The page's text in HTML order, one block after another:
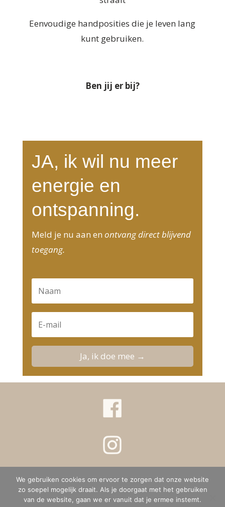
Eenvoudige handposities die je leven lang
kunt gebruiken.
Ben jij er bij?
JA, ik wil nu meer
energie en
ontspanning.
Meld je nu aan en ontvang direct blijvend
toegang.
Ja, ik doe mee →
Privacy verklaring Terms & conditions
We gebruiken cookies om ervoor te zorgen dat onze website
zo soepel mogelijk draait. Als je doorgaat met het gebruiken
van de website, gaan we er vanuit dat je ermee instemt.